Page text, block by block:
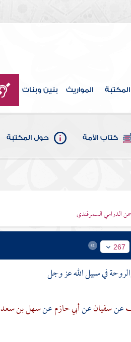
المكتبة المواريث بنين وبنات
كتاب الأمة حول المكتبة
الدرامي السمرقندي
267
في سبيل الله عز وجل
عنسفيانعنأبي حازمعنسهل بن سعد